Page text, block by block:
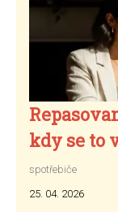
kdy se to
spotřebiče
25. 04. 2026